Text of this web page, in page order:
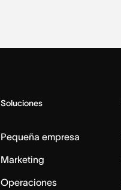
Soluciones
Pequeña empresa
Marketing
Operaciones